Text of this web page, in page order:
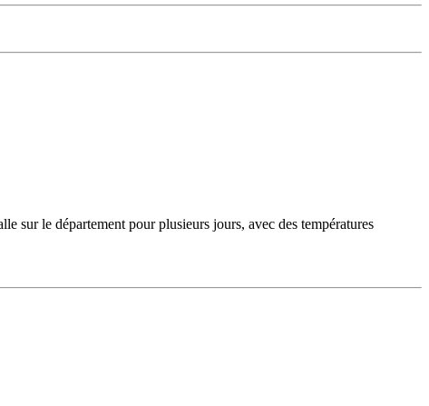
sur le département pour plusieurs jours, avec des températures